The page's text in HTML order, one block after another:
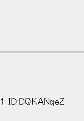
ID:DQKANqeZ